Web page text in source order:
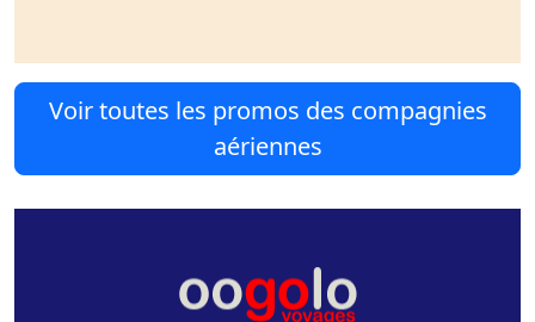
Voir toutes les promos des compagnies
aériennes